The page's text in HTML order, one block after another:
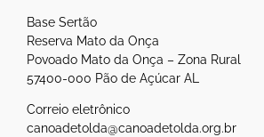
Base Sertão
Reserva Mato da Onça
Povoado Mato da Onça – Zona Rural
57400-000 Pão de Açúcar AL
Correio eletrônico
canoadetolda@canoadetolda.org.br